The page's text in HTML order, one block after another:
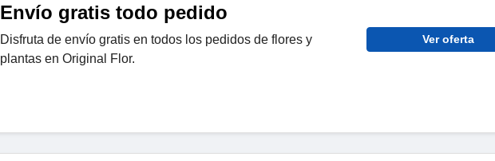
Envío gratis todo pedido
Disfruta de envío gratis en todos los pedidos de flores y
plantas en Original Flor.
Ver oferta